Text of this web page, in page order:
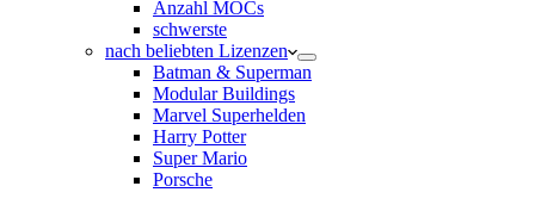
Anzahl MOCs
schwerste
nach beliebten Lizenzen
Batman & Superman
Modular Buildings
Marvel Superhelden
Harry Potter
Super Mario
Porsche